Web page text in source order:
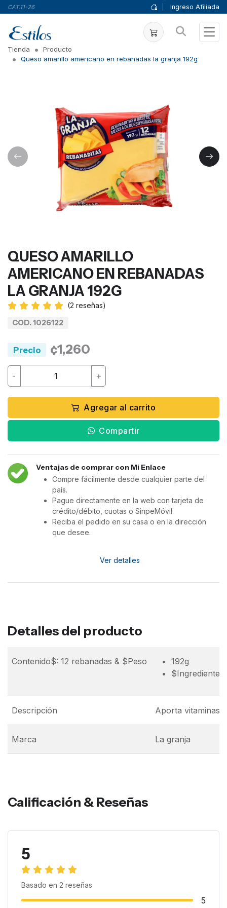
CAT.11-26 Ingreso Afiliada
Tienda
Producto
Queso amarillo americano en rebanadas la granja 192g
QUESO AMARILLO
AMERICANO EN REBANADAS
LA GRANJA 192G
(2 reseñas)
COD. 1026122
Precio ¢1,260
- +
Agregar al carrito
Compartir
Ventajas de comprar con Mi Enlace
Compre fácilmente desde cualquier parte del
país.
Pague directamente en la web con tarjeta de
crédito/débito, cuotas o SinpeMóvil.
Reciba el pedido en su casa o en la dirección
que desee.
Ver detalles
Detalles del producto
Contenido$: 12 rebanadas & $Peso
192g
Descripción Aporta vitaminas
Marca La granja
Calificación & Reseñas
5
Basado en 2 reseñas
5